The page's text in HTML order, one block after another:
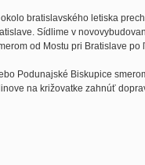
bratislavského letiska
Sídlime v
od Mostu pri Bratislave po
Podunajské Biskupice
na križovatke zahnúť